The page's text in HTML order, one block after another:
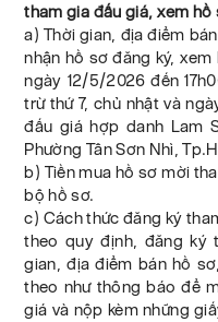
tham gia đấu giá, xem
a) Thời gian, địa điểm
nhận hồ sơ đăng ký,
ngày 12/5/2026 đến
trừ thứ 7, chủ nhật và
đấu giá hợp danh Lam
Phường Tân Sơn Nhì,
b) Tiền mua hồ sơ mời
bộ hồ sơ.
c) Cách thức đăng ký
theo quy định, đăng ký
gian, địa điểm bán hồ
theo như thông báo để
giá và nộp kèm những